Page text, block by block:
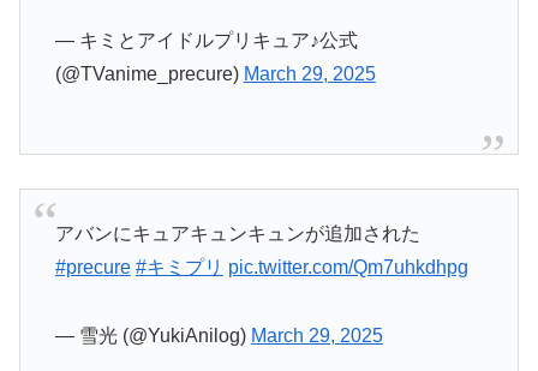
— キミとアイドルプリキュア♪公式
(@TVanime_precure) March 29, 2025
アバンにキュアキュンキュンが追加された
#precure #キミプリ pic.twitter.com/Qm7uhkdhpg
— 雪光 (@YukiAnilog) March 29, 2025